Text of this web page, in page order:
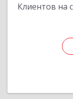
Клиентов на